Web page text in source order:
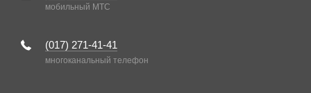
мобильный MTC
(017) 271-41-41
многоканальный телефон